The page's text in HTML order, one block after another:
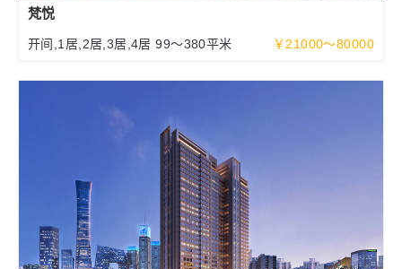
梵悦
开间,1居,2居,3居,4居 99～380平米 ￥21000～80000